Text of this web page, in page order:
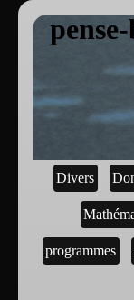
Divers
programmes